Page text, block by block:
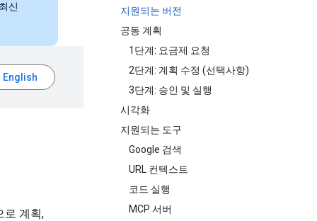
지원되는 버전
공동 계획
1단계: 요금제 요청
2단계: 계획 수정 (선택사항)
3단계: 승인 및 실행
시각화
지원되는 도구
Google 검색
URL 컨텍스트
코드 실행
MCP 서버
신
로 계획,